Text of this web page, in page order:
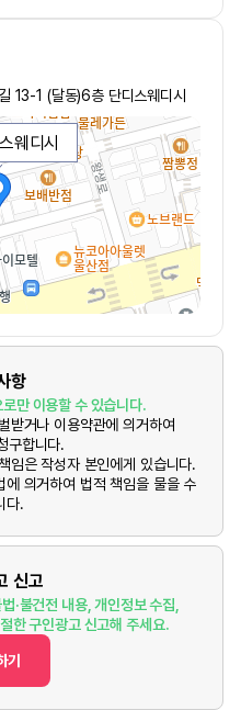
13-1 (달동)6층 단디스웨디시
웨디시
항
만 이용할 수 있습니다.
받거나 이용약관에 의거하여
구합니다.
임은 작성자 본인에게 있습니다.
의거하여 법적 책임을 물을 수
다.
신고
·불건전 내용, 개인정보 수집,
한 구인광고 신고해 주세요.
기